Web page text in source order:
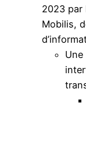
2023 par
Mobilis,